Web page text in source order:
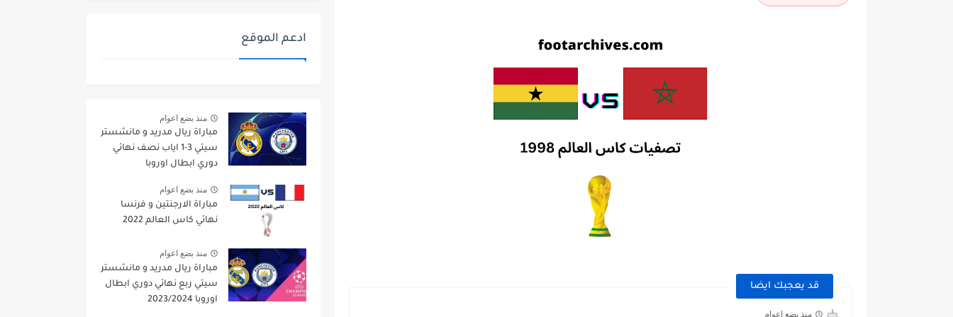
قد يعجبك ايضا
منذ بضع اعوام
ادعم الموقع
منذ بضع اعوام
مباراة ريال مدريد و مانشستر
سيتي 3-1 اياب نصف نهائي
دوري ابطال اوروبا
منذ بضع اعوام
مباراة الارجنتين و فرنسا
نهائي كاس العالم 2022
منذ بضع اعوام
مباراة ريال مدريد و مانشستر
سيتي ربع نهائي دوري ابطال
اوروبا 2023/2024